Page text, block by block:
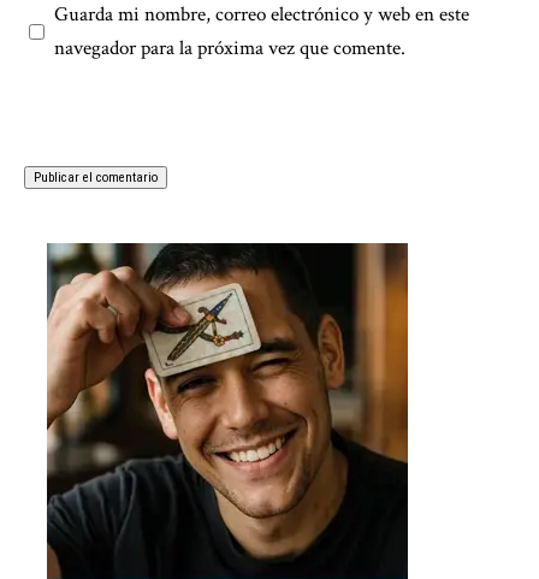
Guarda mi nombre, correo electrónico y web en este
navegador para la próxima vez que comente.